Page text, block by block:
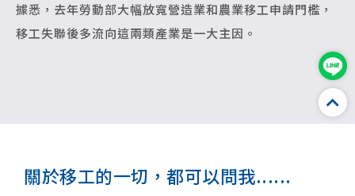
據悉，去年勞動部大幅放寬營造業和農業移工申請門檻，
移工失聯後多流向這兩類產業是一大主因。
關於移工的一切，都可以問我......